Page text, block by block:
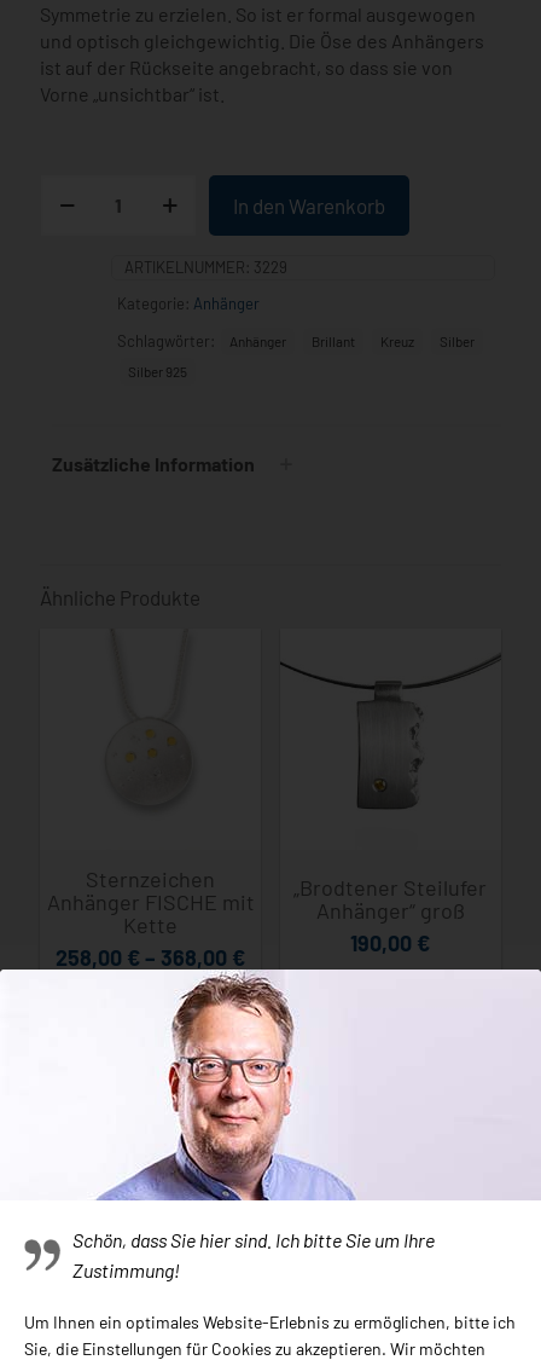
Symmetrie zu erzielen. So ist er formal ausgewogen
und optisch gleichgewichtig. Die Öse des Anhängers
ist auf der Rückseite angebracht, so dass sie von
Vorne „unsichtbar“ ist.
Anhänger"
In den Warenkorb
ARTIKELNUMMER: 3229
Kategorie: Anhänger
Schlagwörter:
Anhänger Brillant Kreuz
Silber
Silber 925
Zusätzliche Information
Ähnliche Produkte
Sternzeichen
Anhänger FISCHE mit
Kette
258,00 € – 368,00 €
„Brodtener Steilufer
Anhänger“ groß
190,00 €
3D „Sieben Türme
129,00€
Schön, dass Sie hier sind. Ich bitte Sie um Ihre
Zustimmung!
Um Ihnen ein optimales Website-Erlebnis zu ermöglichen, bitte ich
Sie, die Einstellungen für Cookies zu akzeptieren. Wir möchten